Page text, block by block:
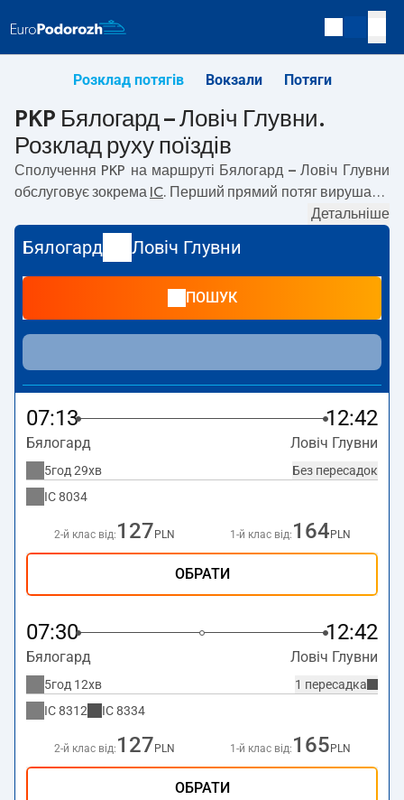
Розклад потягів Вокзали Потяги
PKP Бялогард – Ловіч Глувни.
Розклад руху поїздів
Сполучення PKP на маршруті Бялогард – Ловіч Глувни
обслуговує зокрема IC
. Перший прямий потяг вирушає о
Глувни вирушає о 15:59. Найшвидший маршрут
пропонує потяг без пересадокSTASZIC
потягом триває05:00 . На маршрутіБялогард–Ловіч
курсують також інші потяги:
ціну квитка і зазвичай довший час подорожі. Потяг
завершує маршрут на станції Ловіч Глувни.
Детальніше
Бялогард Ловіч Глувни
ПОШУК
07:13 12:42
Бялогард Ловіч Глувни
Без пересадок
5год 29хв
IC8034
2-й клас від: 127 PLN 1-й клас від: 164 PLN
ОБРАТИ
07:30 12:42
Бялогард Ловіч Глувни
1 пересадка
5год 12хв
IC8312 IC8334
2-й клас від: 127 PLN 1-й клас від: 165 PLN
ОБРАТИ